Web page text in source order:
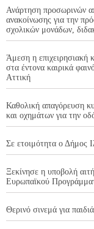
Ανάρτηση προσωρινών
ανακοίνωσης για την
σχολικών μονάδων,
Άμεση η επιχειρησιακή
στα έντονα καιρικά
Αττική
Καθολική απαγόρευση
και οχημάτων για την
Σε ετοιμότητα ο Δήμος
Ξεκίνησε η υποβολή
Ευρωπαϊκού
Θερινό σινεμά για